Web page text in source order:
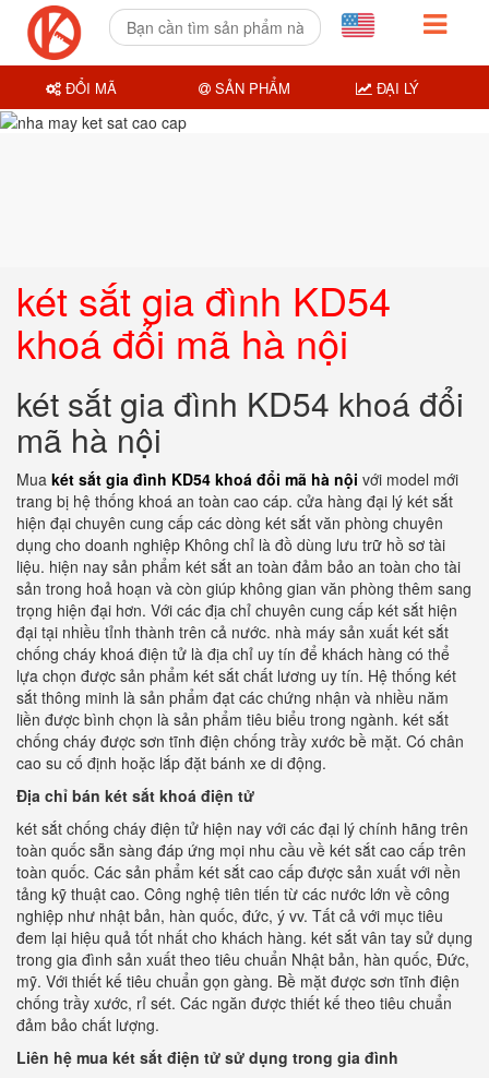
két sắt gia đình KD54
khoá đổi mã hà nội
két sắt gia đình KD54 khoá đổi
mã hà nội
Mua két sắt gia đình KD54 khoá đổi mã hà nội với model mới
trang bị hệ thống khoá an toàn cao cáp. cửa hàng đại lý két sắt
hiện đại chuyên cung cấp các dòng két sắt văn phòng chuyên
dụng cho doanh nghiệp Không chỉ là đồ dùng lưu trữ hồ sơ tài
liệu. hiện nay sản phẩm két sắt an toàn đảm bảo an toàn cho tài
sản trong hoả hoạn và còn giúp không gian văn phòng thêm sang
trọng hiện đại hơn. Với các địa chỉ chuyên cung cấp két sắt hiện
đại tại nhiều tỉnh thành trên cả nước. nhà máy sản xuất két sắt
chống cháy khoá điện tử là địa chỉ uy tín để khách hàng có thể
lựa chọn được sản phẩm két sắt chất lương uy tín. Hệ thống két
sắt thông minh là sản phẩm đạt các chứng nhận và nhiều năm
liền được bình chọn là sản phẩm tiêu biểu trong ngành. két sắt
chống cháy được sơn tĩnh điện chống trầy xước bề mặt. Có chân
cao su cố định hoặc lắp đặt bánh xe di động.
Địa chỉ bán két sắt khoá điện tử
két sắt chống cháy điện tử hiện nay với các đại lý chính hãng trên
toàn quốc sẵn sàng đáp ứng mọi nhu cầu về két sắt cao cấp trên
toàn quốc. Các sản phẩm két sắt cao cấp được sản xuất với nền
tảng kỹ thuật cao. Công nghệ tiên tiến từ các nước lớn về công
nghiệp như nhật bản, hàn quốc, đức, ý vv. Tất cả với mục tiêu
đem lại hiệu quả tốt nhất cho khách hàng. két sắt vân tay sử dụng
trong gia đình sản xuất theo tiêu chuẩn Nhật bản, hàn quốc, Đức,
mỹ. Với thiết kế tiêu chuẩn gọn gàng. Bề mặt được sơn tĩnh điện
chống trầy xước, rỉ sét. Các ngăn được thiết kế theo tiêu chuẩn
đảm bảo chất lượng.
Liên hệ mua két sắt điện tử sử dụng trong gia đình
ĐỔI MÃ SẢN PHẨM ĐẠI LÝ